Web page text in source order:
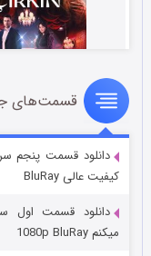
سریال
قسمت۲ (زیرنویس)
قسمت‌های
دانلود قسمت پنجم
کیفیت عالی BluRay
دانلود قسمت اول
میکنم 1080p BluRay